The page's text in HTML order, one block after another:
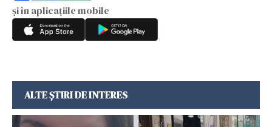
și în aplicațiile mobile
ALTE ȘTIRI DE INTERES